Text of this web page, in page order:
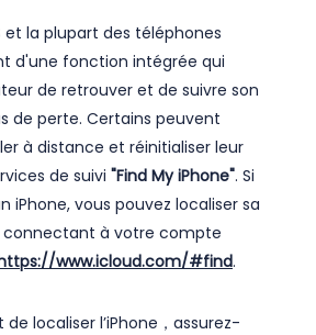
et la plupart des téléphones
d'une fonction intégrée qui
de retrouver et de suivre son
de perte. Certains peuvent
à distance et réinitialiser leur
de suivi "Find My iPhone". Si
iPhone, vous pouvez localiser sa
connectant à votre compte
www.icloud.com/#find.
de localiser l’iPhone，assurez-